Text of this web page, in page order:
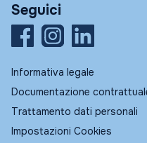
Seguici
Informativa legale
Documentazione
Trattamento dati personali
Impostazioni Cookies